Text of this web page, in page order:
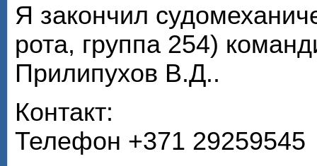
Я закончил
рота, группа 254)
Прилипухов В.Д..
Контакт:
Телефон +371 29259545